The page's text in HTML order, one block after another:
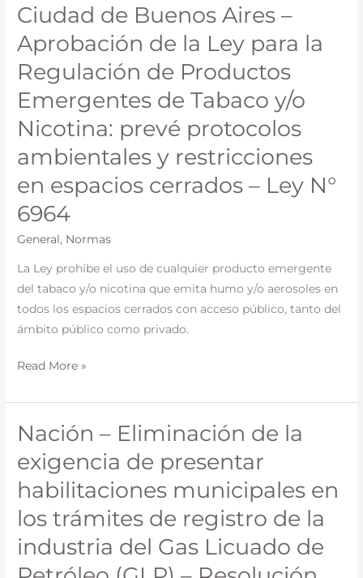
Ciudad de Buenos Aires –
Aprobación de la Ley para la
Regulación de Productos
Emergentes de Tabaco y/o
Nicotina: prevé protocolos
ambientales y restricciones
en espacios cerrados – Ley N°
6964
General, Normas
La Ley prohíbe el uso de cualquier producto emergente
del tabaco y/o nicotina que emita humo y/o aerosoles en
todos los espacios cerrados con acceso público, tanto del
ámbito público como privado.
Ciudad
Buenos
Aires
–
Aprobación
de
la
para
la
Regulación
Productos
Emergentes
de
Tabaco
Nicotina:
ambientales
y
restricciones
en
espacios
cerrados
–
Read More »
Nación – Eliminación de la
exigencia de presentar
habilitaciones municipales en
los trámites de registro de la
industria del Gas Licuado de
Nación
Eliminación
de
la
exigencia
de
presentar